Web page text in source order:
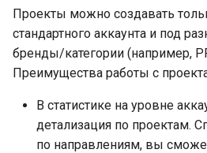
а
ц
и
Управление ставками
Балансировка дневных
Проверка ссылок
Настройка курса валюты
для привязок
привязок
Пользовательские метрики
Аудиторные‌ ‌сегменты
Проверка ссылок
Проекты можно создавать
стандартного аккаунта и под
бренды/категории (например,
Преимущества работы с
В статистике на уровне
детализация по проектам.
по направлениям, вы